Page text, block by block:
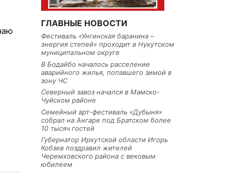
ГЛАВНЫЕ НОВОСТИ
Фестиваль «Унгинская баранина –
энергия степей» проходит в Нукутском
муниципальном округе
В Бодайбо началось расселение
аварийного жилья, попавшего зимой в
зону ЧС
Северный завоз начался в Мамско-
Чуйском районе
Семейный арт-фестиваль «Дубыня»
собрал на Ангаре под Братском более
10 тысяч гостей
Губернатор Иркутской области Игорь
Кобзев поздравил жителей
Черемховского района с вековым
юбилеем